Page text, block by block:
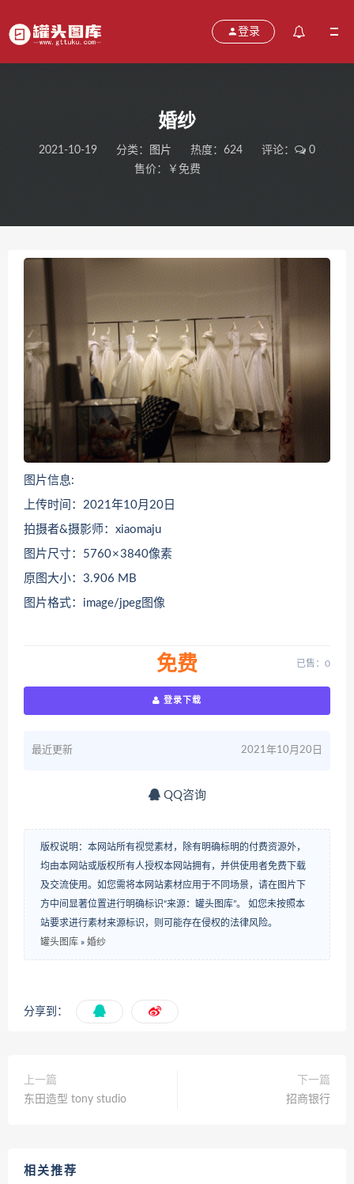
登录
婚纱
2021-10-19 分类： 图片 热度：624 评论：
0
售价：￥免费
图片信息:
上传时间：2021年10月20日
拍摄者&摄影师：xiaomaju
图片尺寸：5760 × 3840像素
原图大小：3.906 MB
图片格式：image/jpeg图像
免费 已售：0
登录下载
最近更新 2021年10月20日
QQ咨询
版权说明：本网站所有视觉素材，除有明确标明的付费资源外，
均由本网站或版权所有人授权本网站拥有，并供使用者免费下载
及交流使用。如您需将本网站素材应用于不同场景，请在图片下
方中间显著位置进行明确标识“来源：罐头图库”。 如您未按照本
站要求进行素材来源标识，则可能存在侵权的法律风险。
罐头图库 » 婚纱
分享到：
上一篇
东田造型 tony studio
下一篇
招商银行
相关推荐